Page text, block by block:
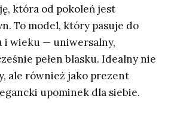
która od pokoleń jest
To model, który pasuje do
i wieku — uniwersalny,
pełen blasku. Idealny nie
ale również jako prezent
upominek dla siebie.